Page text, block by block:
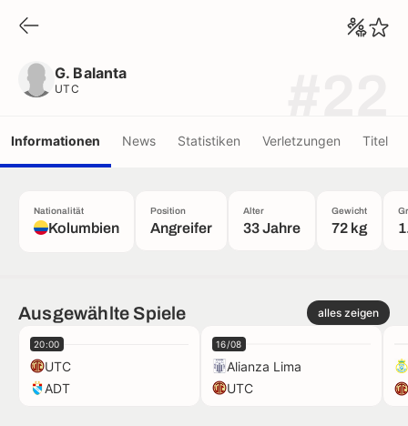
G. Balanta
UTC
Informationen News Statistiken Verletzungen Titel
Nationalität
Kolumbien
Position
Angreifer
Alter
33 Jahre
Gewicht
72 kg
Ausgewählte Spiele alles zeigen
20:00
UTC
ADT
16/08
Alianza Lima
UTC